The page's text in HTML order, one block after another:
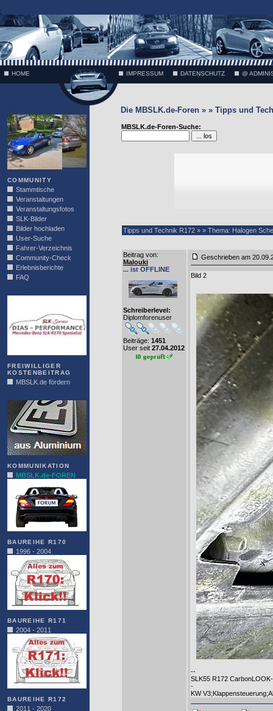
;
HOME IMPRESSUM DATENSCHUTZ @
COMMUNITY
Stammtische
Veranstaltungen
Veranstaltungsfotos
SLK-Bilder
Bilder hochladen
User-Suche
Fahrer-Verzeichnis
Community-Check
Erlebnisberichte
FAQ
FREIWILLIGER
KOSTENBEITRAG
MBSLK.de fördern
KOMMUNIKATION
MBSLK.de-FOREN
BAUREIHE R170
1996 - 2004
BAUREIHE R171
2004 - 2011
BAUREIHE R172
2011 - 2020
Die MBSLK.de-Foren » » Tipps und
MBSLK.de-Foren-Suche:
Tipps und Technik R172 » » Thema: Halogen
Beitrag von:
Malouki
... ist OFFLINE
Schreiberlevel:
Diplomforenuser
Beiträge: 1451
User seit 27.04.2012
Geschrieben am
Bild 2
--
SLK55 R172
-
KW